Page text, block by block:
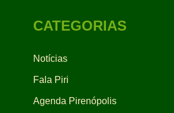
CATEGORIAS
Notícias
Fala Piri
Agenda Pirenópolis